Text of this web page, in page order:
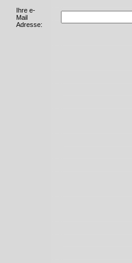
Ihre e-
Mail
Adresse: